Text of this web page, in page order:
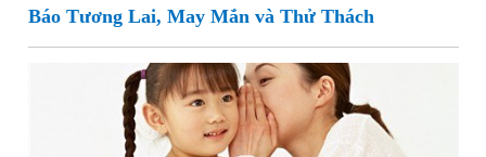
Báo Tương Lai, May Mắn và Thử Thách